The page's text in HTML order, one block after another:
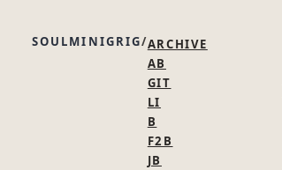
SOULMINIGRIG ARCHIVE
AB
GIT
LI
B
F2B
JB